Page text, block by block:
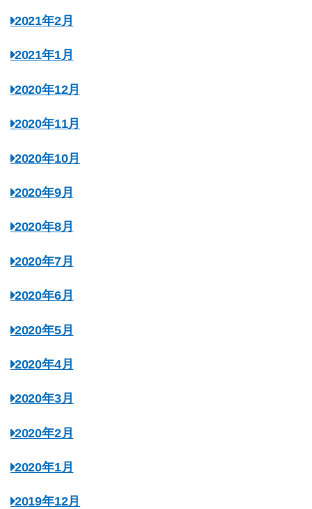
2021年2月
2021年1月
2020年12月
2020年11月
2020年10月
2020年9月
2020年8月
2020年7月
2020年6月
2020年5月
2020年4月
2020年3月
2020年2月
2020年1月
2019年12月